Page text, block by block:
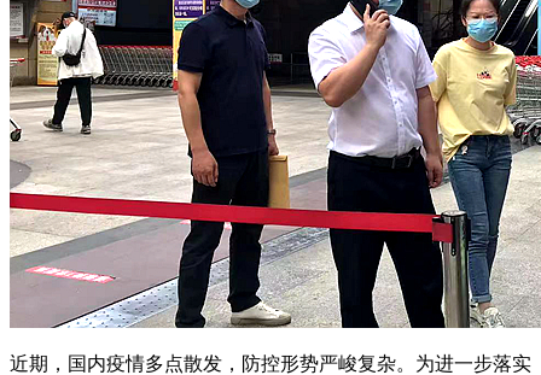
近期，国内疫情多点散发，防控形势严峻复杂。为进一步落实